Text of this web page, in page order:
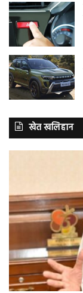
खेत खलिहान